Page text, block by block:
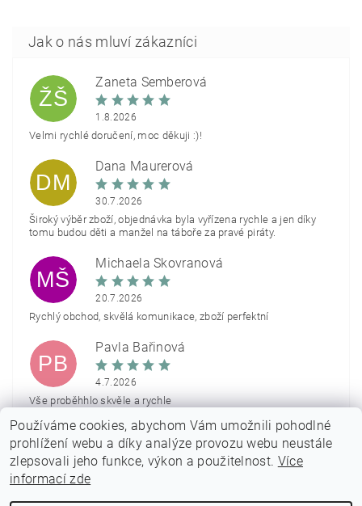
ŽŠ
Žaneta Šemberová
1.8.2026
Velmi rychlé doručení, moc děkuji :)!
DM
Dana Maurerová
30.7.2026
Široký výběr zboží, objednávka byla vyřízena rychle a jen díky
tomu budou děti a manžel na táboře za pravé piráty.
MŠ
Michaela Škovranová
20.7.2026
Rychlý obchod, skvělá komunikace, zboží perfektní
PB
Pavla Bařinová
4.7.2026
Vše proběhhlo skvěle a rychle
Zobrazit další hodnocení
Používáme cookies, abychom Vám umožnili pohodlné
prohlížení webu a díky analýze provozu webu neustále
zlepsovali jeho funkce, výkon a použitelnost. Více
informací zde